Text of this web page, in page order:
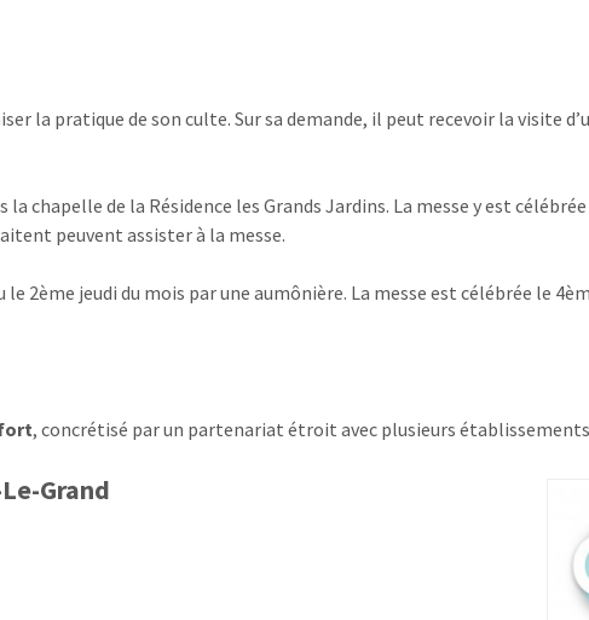
la pratique de son culte. Sur sa demande, il peut recevoir la visite
chapelle de la Résidence les Grands Jardins. La messe y est
peuvent assister à la messe.
2ème jeudi du mois par une aumônière. La messe est célébrée le
, concrétisé par un partenariat étroit avec plusieurs
Grand